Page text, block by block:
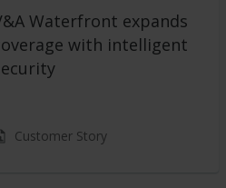
Waterfront expands
with intelligent
Customer Story